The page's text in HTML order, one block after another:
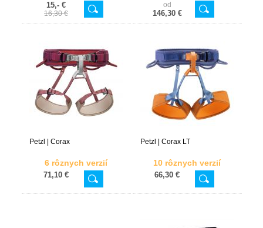
15,- €
16,30 €
od
146,30 €
Petzl | Corax
6 rôznych verzií
71,10 €
Petzl | Corax LT
10 rôznych verzií
66,30 €